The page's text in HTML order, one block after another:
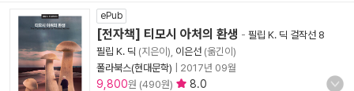
ePub
[전자책] 티모시 아처의 환생 - 필립 K. 딕 걸작선 8
필립 K. 딕 (지은이), 이은선 (옮긴이)
폴라북스(현대문학)
2017년 09월
9,800원 (490원) 8.0